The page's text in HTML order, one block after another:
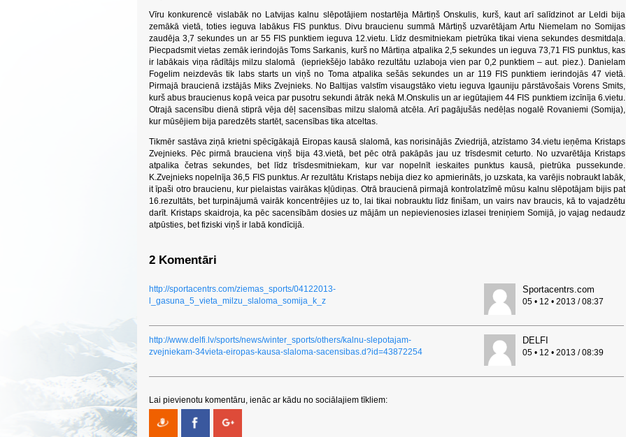
Vīru konkurencē vislabāk no Latvijas kalnu slēpotājiem nostartēja Mārtiņš Onskulis, kurš, kaut arī salīdzinot ar Leldi bija
zemākā vietā, toties ieguva labākus FIS punktus. Divu braucienu summā Mārtiņš uzvarētājam Artu Niemelam no Somijas
zaudēja 3,7 sekundes un ar 55 FIS punktiem ieguva 12.vietu. Līdz desmitniekam pietrūka tikai viena sekundes desmitdaļa.
Piecpadsmit vietas zemāk ierindojās Toms Sarkanis, kurš no Mārtiņa atpalika 2,5 sekundes un ieguva 73,71 FIS punktus, kas
ir labākais viņa rādītājs milzu slalomā (iepriekšējo labāko rezultātu uzlaboja vien par 0,2 punktiem – aut. piez.). Danielam
Fogelim neizdevās tik labs starts un viņš no Toma atpalika sešās sekundes un ar 119 FIS punktiem ierindojās 47 vietā.
Pirmajā braucienā izstājās Miks Zvejnieks. No Baltijas valstīm visaugstāko vietu ieguva Igauniju pārstāvošais Vorens Smits,
kurš abus braucienus kopā veica par pusotru sekundi ātrāk nekā M.Onskulis un ar iegūtajiem 44 FIS punktiem izcīnīja 6.vietu.
Otrajā sacensību dienā stiprā vēja dēļ sacensības milzu slalomā atcēla. Arī pagājušās nedēļas nogalē Rovaniemi (Somija),
kur mūsējiem bija paredzēts startēt, sacensības tika atceltas.
Tikmēr sastāva ziņā krietni spēcīgākajā Eiropas kausā slalomā, kas norisinājās Zviedrijā, atzīstamo 34.vietu ieņēma Kristaps
Zvejnieks. Pēc pirmā brauciena viņš bija 43.vietā, bet pēc otrā pakāpās jau uz trīsdesmit ceturto. No uzvarētāja Kristaps
atpalika četras sekundes, bet līdz trīsdesmitniekam, kur var nopelnīt ieskaites punktus kausā, pietrūka pussekunde.
K.Zvejnieks nopelnīja 36,5 FIS punktus. Ar rezultātu Kristaps nebija diez ko apmierināts, jo uzskata, ka varējis nobraukt labāk,
it īpaši otro braucienu, kur pielaistas vairākas kļūdiņas. Otrā braucienā pirmajā kontrolatzīmē mūsu kalnu slēpotājam bijis pat
16.rezultāts, bet turpinājumā vairāk koncentrējies uz to, lai tikai nobrauktu līdz finišam, un vairs nav braucis, kā to vajadzētu
darīt. Kristaps skaidroja, ka pēc sacensībām dosies uz mājām un nepievienosies izlasei treniņiem Somijā, jo vajag nedaudz
atpūsties, bet fiziski viņš ir labā kondīcijā.
2 Komentāri
http://sportacentrs.com/ziemas_sports/04122013-
l_gasuna_5_vieta_milzu_slaloma_somija_k_z
Sportacentrs.com
05 • 12 • 2013 / 08:37
http://www.delfi.lv/sports/news/winter_sports/others/kalnu-slepotajam-
zvejniekam-34vieta-eiropas-kausa-slaloma-sacensibas.d?id=43872254
DELFI
05 • 12 • 2013 / 08:39
Lai pievienotu komentāru, ienāc ar kādu no sociālajiem tīkliem: